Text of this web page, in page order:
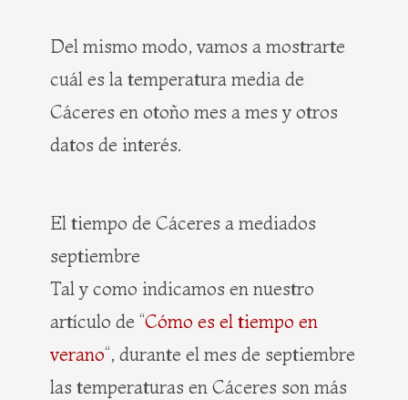
Del mismo modo, vamos a mostrarte
cuál es la temperatura media de
Cáceres en otoño mes a mes y otros
datos de interés.
El tiempo de Cáceres a mediados
septiembre
Tal y como indicamos en nuestro
artículo de “Cómo es el tiempo en
verano“, durante el mes de septiembre
las temperaturas en Cáceres son más